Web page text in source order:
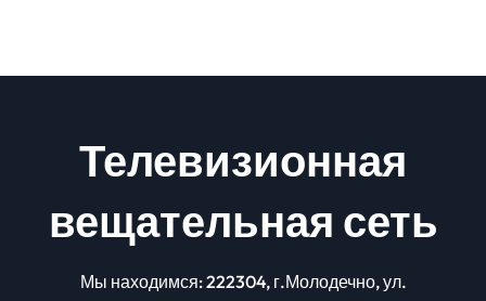
Телевизионная
вещательная сеть
Мы находимся: 222304, г.Молодечно, ул.